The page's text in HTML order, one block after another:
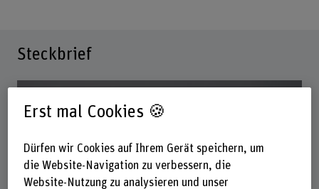
Steckbrief
Erst mal Cookies 🍪
Dürfen wir Cookies auf Ihrem Gerät speichern, um
die Website-Navigation zu verbessern, die
Website-Nutzung zu analysieren und unser